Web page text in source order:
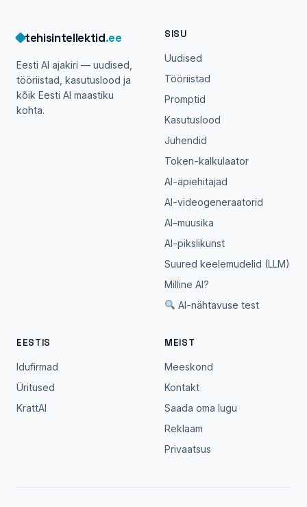
tehisintellektid.ee
Eesti AI ajakiri — uudised,
tööriistad, kasutuslood ja
kõik Eesti AI maastiku
kohta.
SISU
Uudised
Tööriistad
Promptid
Kasutuslood
Juhendid
Token-kalkulaator
AI-äpiehitajad
AI-videogeneraatorid
AI-muusika
AI-pikslikunst
Suured keelemudelid (LLM)
Milline AI?
AI-nähtavuse test
EESTIS
Idufirmad
Üritused
KrattAI
MEIST
Meeskond
Kontakt
Saada oma lugu
Reklaam
Privaatsus